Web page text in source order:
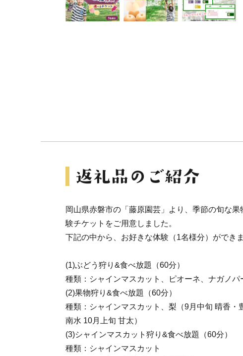
岡山県赤磐市の「藤原園芸」より、季節の旬な
験チケットをご用意しました。
下記の中から、お好きな体験（1名様分）ができま
(1)ぶどう狩り&食べ放題（60分）
種類：シャインマスカット、ピオーネ、ナガノパ
(2)果物狩り&食べ放題（60分）
種類：シャインマスカット、梨（9月中旬 晴香・
南水 10月上旬 甘太）
(3)シャインマスカット狩り&食べ放題（60分）
種類：シャインマスカット